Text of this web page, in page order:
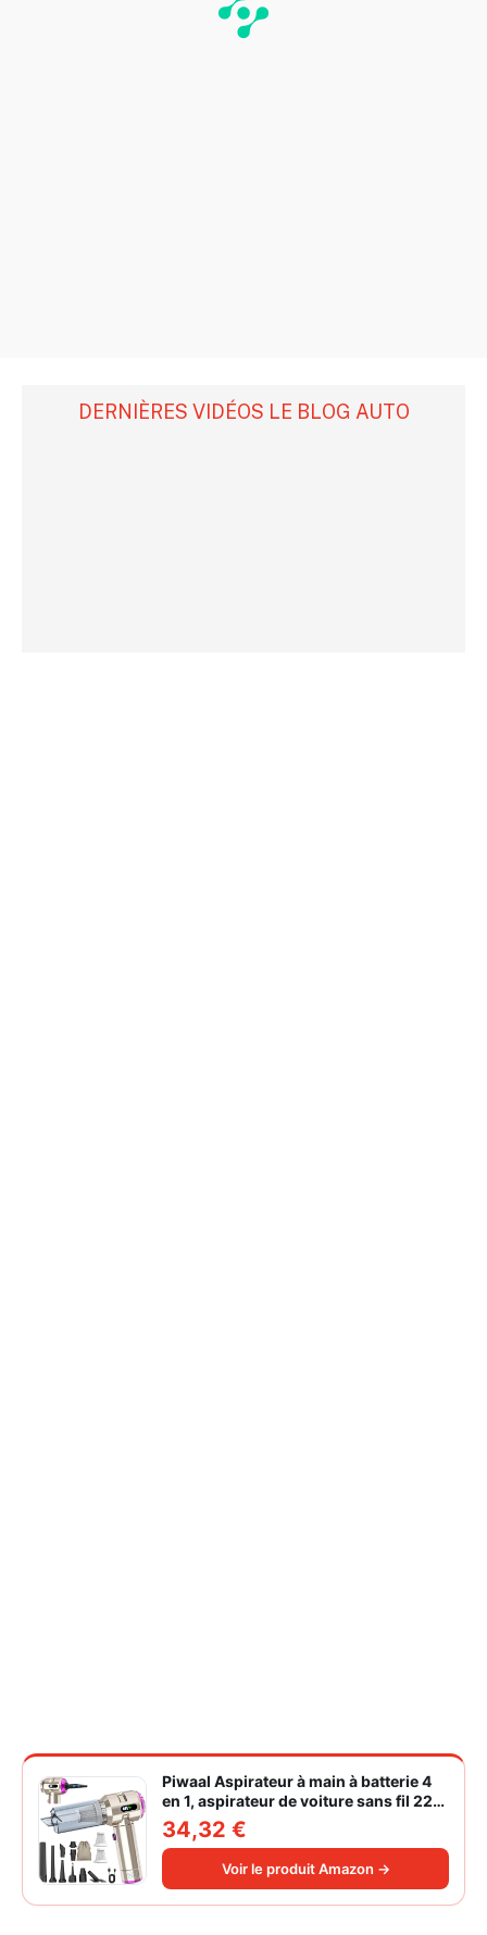
DERNIÈRES VIDÉOS LE BLOG AUTO
Piwaal Aspirateur à main à batterie 4
en 1, aspirateur de voiture sans fil 22
000 Pa avec moteur sans balais,
souffleur électrique à air comprimé
220 000 tr/min 3 vitesses pour poils
d'animaux
34,32 €
Voir le produit Amazon →